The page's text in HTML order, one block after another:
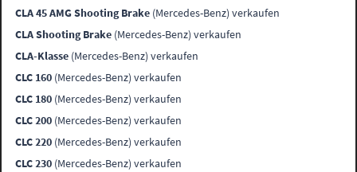
CLA 45 AMG Shooting Brake (Mercedes-Benz) verkaufen
CLA Shooting Brake (Mercedes-Benz) verkaufen
CLA-Klasse (Mercedes-Benz) verkaufen
CLC 160 (Mercedes-Benz) verkaufen
CLC 180 (Mercedes-Benz) verkaufen
CLC 200 (Mercedes-Benz) verkaufen
CLC 220 (Mercedes-Benz) verkaufen
CLC 230 (Mercedes-Benz) verkaufen